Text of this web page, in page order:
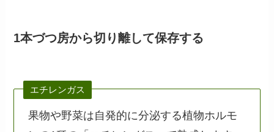
1本づつ房から切り離して保存する
エチレンガス
果物や野菜は自発的に分泌する植物ホルモ